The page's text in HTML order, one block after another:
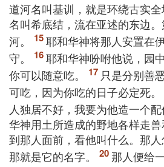
道河名叫基训，就是环绕古实全
名叫希底结，流在亚述的东边
河。
耶和华神将那人安置在
守。
耶和华神吩咐他说，园
你可以随意吃。
只是分别善
可吃，因为你吃的日子必定死。
人独居不好，我要为他造一个配
华神用土所造成的野地各样走
到那人面前，看他叫什么。那人
那就是它的名字。
那人便给